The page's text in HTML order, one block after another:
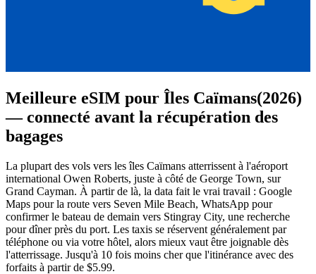
Meilleure eSIM pour Îles Caïmans(2026)
— connecté avant la récupération des
bagages
La plupart des vols vers les îles Caïmans atterrissent à l'aéroport
international Owen Roberts, juste à côté de George Town, sur
Grand Cayman. À partir de là, la data fait le vrai travail : Google
Maps pour la route vers Seven Mile Beach, WhatsApp pour
confirmer le bateau de demain vers Stingray City, une recherche
pour dîner près du port. Les taxis se réservent généralement par
téléphone ou via votre hôtel, alors mieux vaut être joignable dès
l'atterrissage. Jusqu'à 10 fois moins cher que l'itinérance avec des
forfaits à partir de $5.99.